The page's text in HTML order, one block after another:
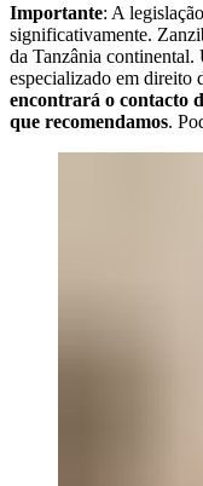
Importante: A
significativamente.
da Tanzânia continental.
especializado em direito
encontrará o contacto
que recomendamos.